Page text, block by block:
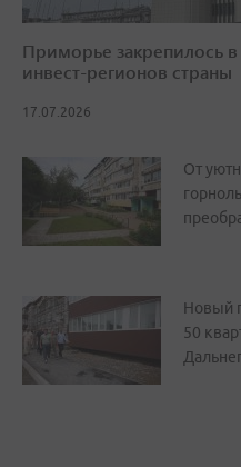
Приморье закрепилось в
инвест-регионов страны
17.07.2026
От
Новый
50